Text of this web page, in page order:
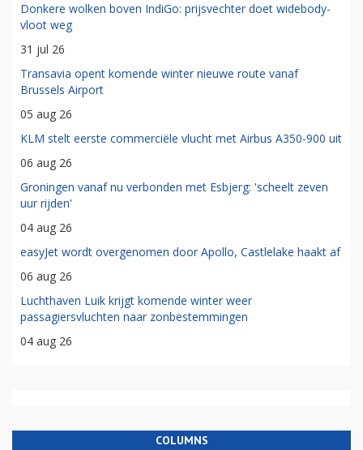
Donkere wolken boven IndiGo: prijsvechter doet widebody-
vloot weg
31 jul 26
Transavia opent komende winter nieuwe route vanaf
Brussels Airport
05 aug 26
KLM stelt eerste commerciële vlucht met Airbus A350-900 uit
06 aug 26
Groningen vanaf nu verbonden met Esbjerg: 'scheelt zeven
uur rijden'
04 aug 26
easyJet wordt overgenomen door Apollo, Castlelake haakt af
06 aug 26
Luchthaven Luik krijgt komende winter weer
passagiersvluchten naar zonbestemmingen
04 aug 26
COLUMNS